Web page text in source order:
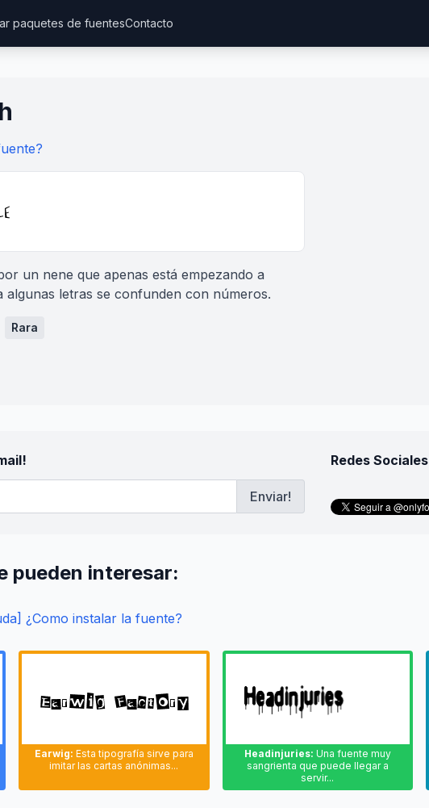
paquetes de fuentesContacto
un nene que apenas está empezando a
algunas letras se confunden con números.
Rara
Enviar!
Redes Sociales
pueden interesar:
¿Como instalar la fuente?
Earwig: Esta tipografía sirve para
imitar las cartas anónimas...
Headinjuries: Una fuente muy
sangrienta que puede llegar a
servir...